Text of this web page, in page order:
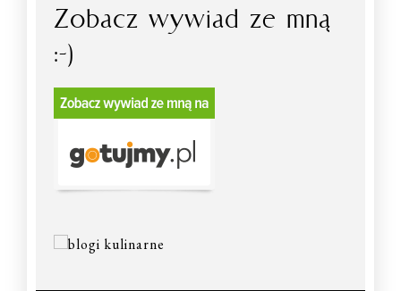
Zobacz wywiad ze mną
:-)